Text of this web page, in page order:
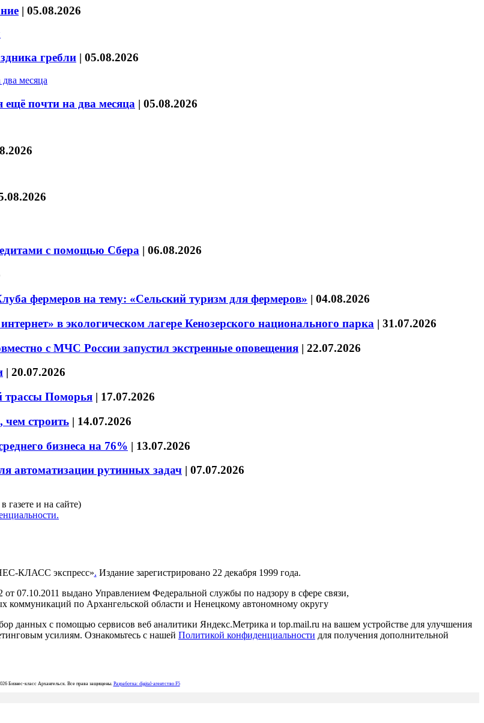
| 05.08.2026
гребли | 05.08.2026
ещё почти на два месяца | 05.08.2026
с помощью Сбера | 06.08.2026
фермеров на тему: «Сельский туризм для фермеров» | 04.08.2026
в экологическом лагере Кенозерского национального парка | 31.07.2026
с МЧС России запустил экстренные оповещения | 22.07.2026
| 20.07.2026
трассы Поморья | 17.07.2026
строить | 14.07.2026
бизнеса на 76% | 13.07.2026
автоматизации рутинных задач | 07.07.2026
газете и на сайте)
КЛАСС экспресс». Издание зарегистрировано 22 декабря 1999 года.
07.10.2011 выдано Управлением Федеральной службы по надзору в сфере связи,
коммуникаций по Архангельской области и Ненецкому автономному округу
данных с помощью сервисов веб аналитики Яндекс.Метрика и top.mail.ru на вашем устройстве для улучшения
усилиям. Ознакомьтесь с нашей Политикой конфиденциальности для получения дополнительной
Бизнес-класс Архангельск. Все права защищены. Разработка: digital-агентство F5